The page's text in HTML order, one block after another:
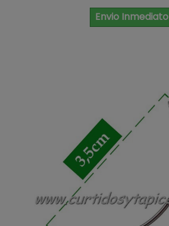
Envio Inmediato